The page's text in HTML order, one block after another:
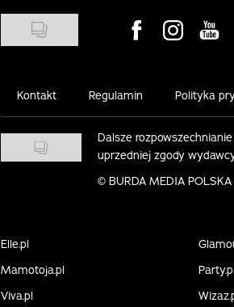
Visit us onVisit us on
Visit
Kontakt Regulamin Polityka
Dalsze
uprzedniej zgody
© BURDA MEDIA
Elle.pl
Mamotoja.pl
Party.pl
Viva.pl